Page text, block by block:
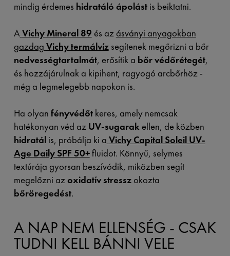
mindig érdemes hidratáló ápolástis beiktatni.
AVichy Mineral 89 és az ásványi anyagokban
gazdag Vichy termálvízsegítenek megőrizni a bőr
nedvességtartalmát, erősítik a bőr védőrétegét,
és hozzájárulnak a kipihent, ragyogó arcbőrhöz -
még a legmelegebb napokon is.
Ha olyan fényvédőtkeres, amely nemcsak
hatékonyan véd az UV-sugarakellen, de közben
hidratális, próbálja ki a Vichy Capital Soleil UV-
Age Daily SPF 50+fluidot. Könnyű, selymes
textúrája gyorsan beszívódik, miközben segít
megelőzni azoxidatív stresszokozta
bőröregedést.
A NAP NEM ELLENSÉG - CSAK
TUDNI KELL BÁNNI VELE